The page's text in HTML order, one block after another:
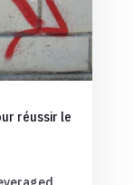
réussir le